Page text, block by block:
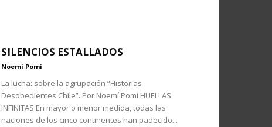
SILENCIOS ESTALLADOS
Noemi Pomi
La lucha: sobre la agrupación “Historias
Desobedientes Chile”. Por Noemí Pomi HUELLAS
INFINITAS En mayor o menor medida, todas las
naciones de los cinco continentes han padecido...